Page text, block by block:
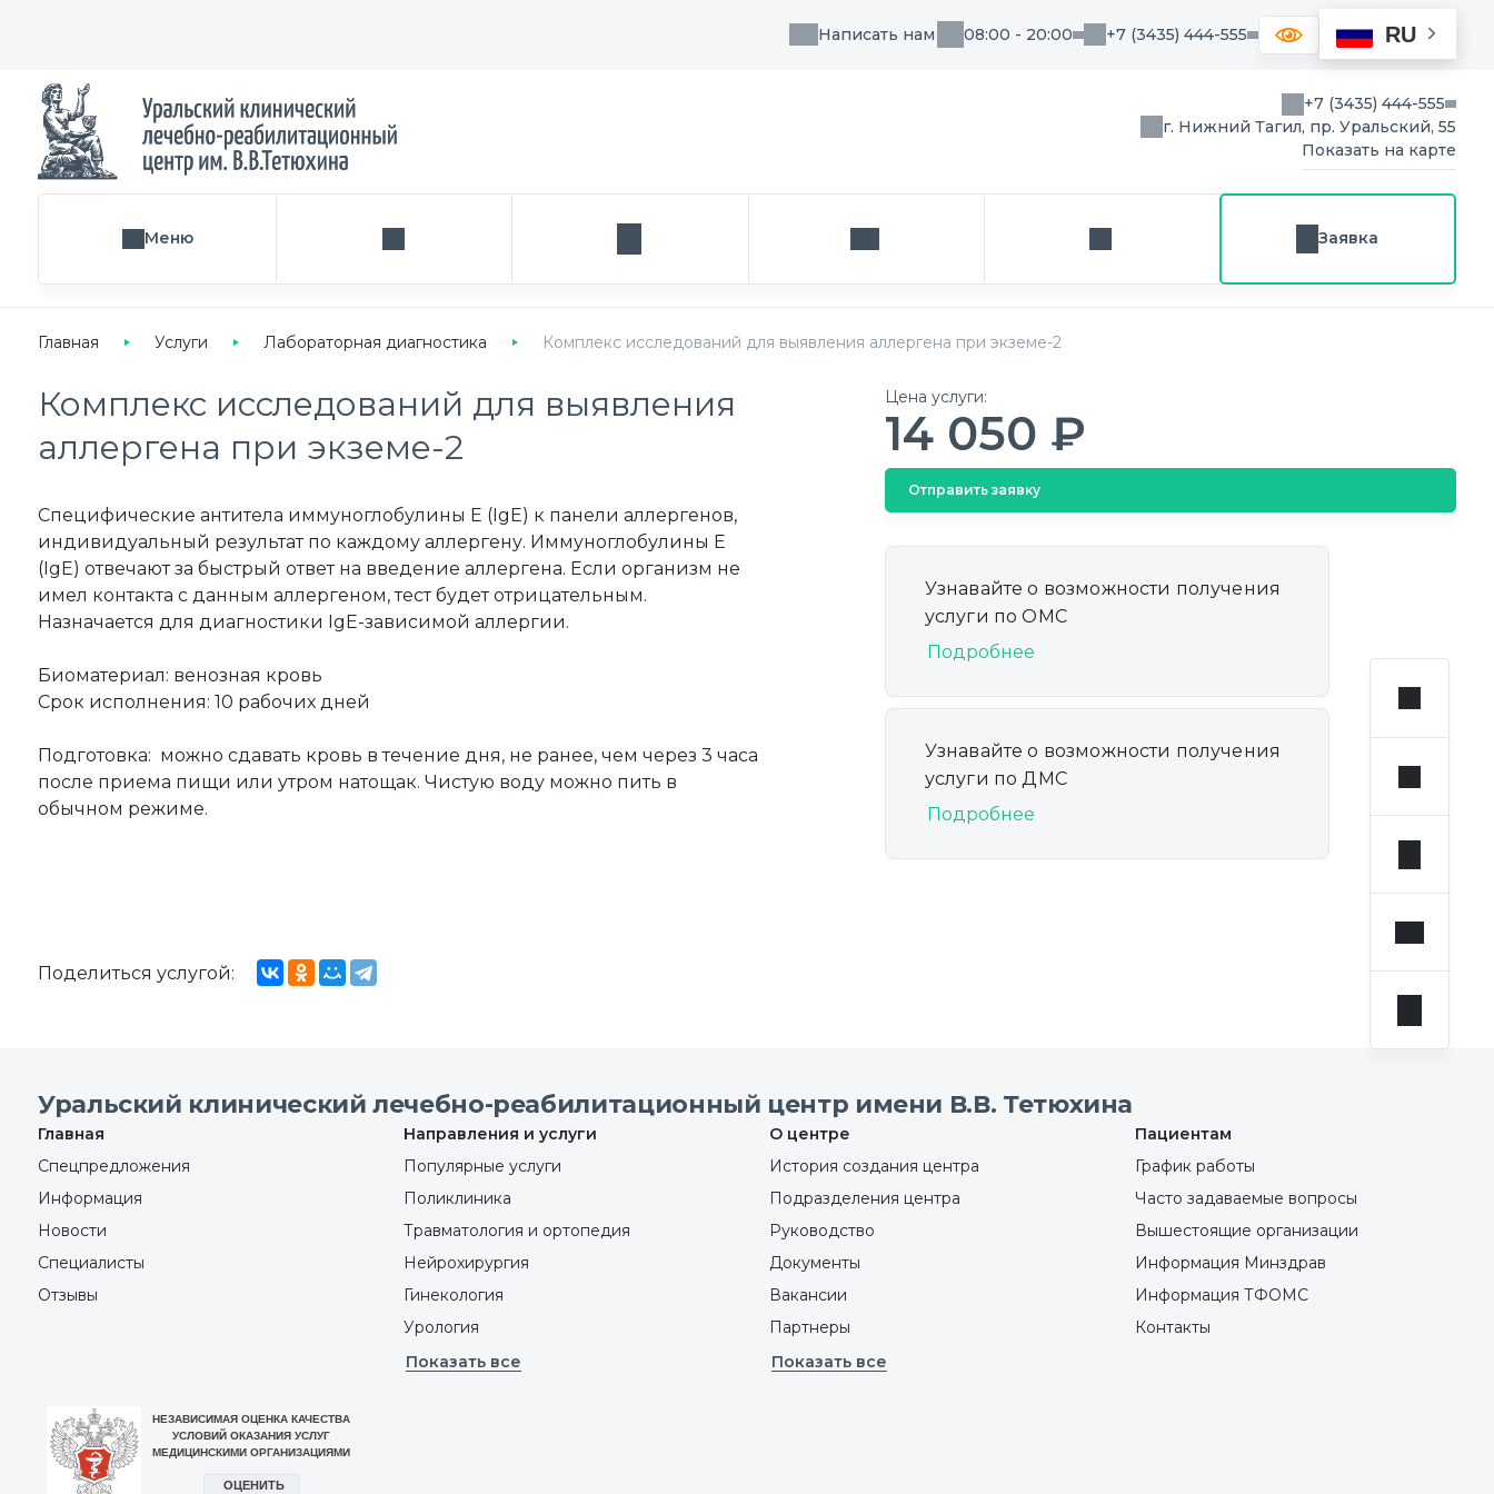
Написать нам 08:00 - 20:00 +7 (3435) 444-555 RU
+7 (3435) 444-555
г. Нижний Тагил, пр. Уральский, 55
Показать на карте
Меню Поиск услуги, направления или врача Написать нам Заказ звонка Заявка
Главная Услуги Лабораторная диагностика Комплекс исследований для выявления аллергена при экземе-2
Комплекс исследований для выявления
аллергена при экземе-2
Специфические антитела иммуноглобулины Е (IgE) к панели аллергенов,
индивидуальный результат по каждому аллергену. Иммуноглобулины Е
(IgE) отвечают за быстрый ответ на введение аллергена. Если организм не
имел контакта с данным аллергеном, тест будет отрицательным.
Назначается для диагностики IgE-зависимой аллергии.
Биоматериал: венозная кровь
Срок исполнения: 10 рабочих дней
Подготовка: можно сдавать кровь в течение дня, не ранее, чем через 3 часа
после приема пищи или утром натощак. Чистую воду можно пить в
обычном режиме.
Цена услуги:
14 050 ₽
Отправить заявку
Узнавайте о возможности получения
услуги по ОМС
Подробнее
Узнавайте о возможности получения
услуги по ДМС
Подробнее
Поделиться услугой:
Уральский клинический лечебно-реабилитационный центр имени В.В. Тетюхина
Главная
Спецпредложения
Информация
Новости
Специалисты
Отзывы
Направления и услуги
Популярные услуги
Поликлиника
Травматология и ортопедия
Нейрохирургия
Гинекология
Урология
Показать все
О центре
История создания центра
Подразделения центра
Руководство
Документы
Вакансии
Партнеры
Показать все
Пациентам
График работы
Часто задаваемые вопросы
Вышестоящие организации
Информация Минздрав
Информация ТФОМС
Контакты